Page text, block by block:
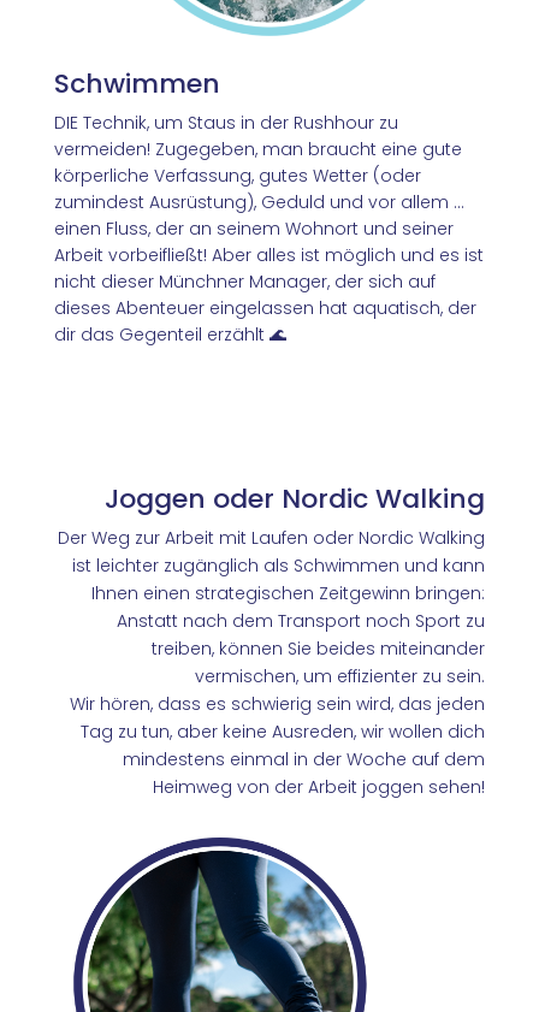
Schwimmen
DIE Technik, um Staus in der Rushhour zu
vermeiden! Zugegeben, man braucht eine gute
körperliche Verfassung, gutes Wetter (oder
zumindest Ausrüstung), Geduld und vor allem ...
einen Fluss, der an seinem Wohnort und seiner
Arbeit vorbeifließt! Aber alles ist möglich und es ist
nicht dieser Münchner Manager, der sich auf
dieses Abenteuer eingelassen hat aquatisch, der
dir das Gegenteil erzählt 🌊
Joggen oder Nordic Walking
Der Weg zur Arbeit mit Laufen oder Nordic Walking
ist leichter zugänglich als Schwimmen und kann
Ihnen einen strategischen Zeitgewinn bringen:
Anstatt nach dem Transport noch Sport zu
treiben, können Sie beides miteinander
vermischen, um effizienter zu sein.
Wir hören, dass es schwierig sein wird, das jeden
Tag zu tun, aber keine Ausreden, wir wollen dich
mindestens einmal in der Woche auf dem
Heimweg von der Arbeit joggen sehen!